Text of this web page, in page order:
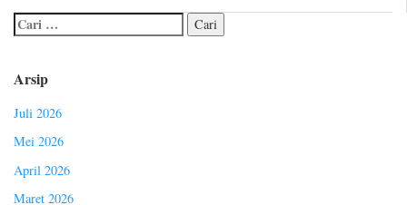
Arsip
Juli 2026
Mei 2026
April 2026
Maret 2026